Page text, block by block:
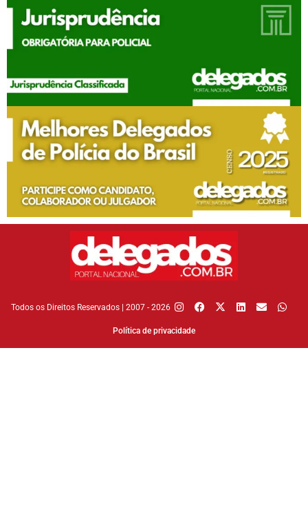
Todos os Direitos Reservados | 2007 - 2026
Política de privacidade